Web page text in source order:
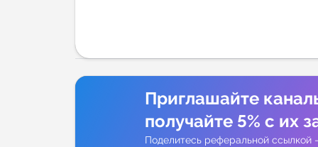
Приглашайте
получайте 5% с их
Поделитесь реферальной ссылкой